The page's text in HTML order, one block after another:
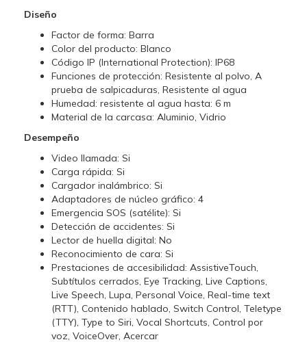
Diseño
Factor de forma: Barra
Color del producto: Blanco
Código IP (International Protection): IP68
Funciones de protección: Resistente al polvo, A
prueba de salpicaduras, Resistente al agua
Humedad: resistente al agua hasta: 6 m
Material de la carcasa: Aluminio, Vidrio
Desempeño
Video llamada: Si
Carga rápida: Si
Cargador inalámbrico: Si
Adaptadores de núcleo gráfico: 4
Emergencia SOS (satélite): Si
Detección de accidentes: Si
Lector de huella digital: No
Reconocimiento de cara: Si
Prestaciones de accesibilidad: AssistiveTouch,
Subtítulos cerrados, Eye Tracking, Live Captions,
Live Speech, Lupa, Personal Voice, Real-time text
(RTT), Contenido hablado, Switch Control, Teletype
(TTY), Type to Siri, Vocal Shortcuts, Control por
voz, VoiceOver, Acercar